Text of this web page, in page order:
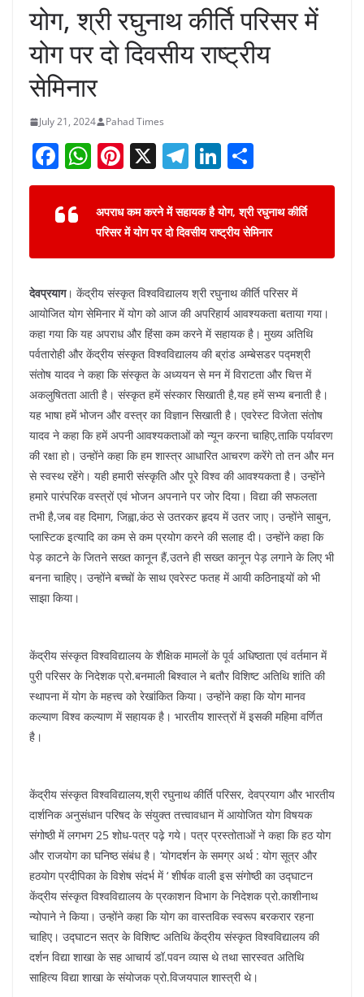
योग, श्री रघुनाथ कीर्ति परिसर में
योग पर दो दिवसीय राष्ट्रीय
सेमिनार
July 21, 2024 Pahad Times
F
a
c
e
b
o
o
k
W
h
at
s
A
p
p
Pi
nt
er
e
st
X T
el
e
gr
a
m
Li
n
k
e
dI
n
h
ar
e
अपराध कम करने में सहायक है योग, श्री रघुनाथ कीर्ति
परिसर में योग पर दो दिवसीय राष्ट्रीय सेमिनार
देवप्रयाग। केंद्रीय संस्कृत विश्वविद्यालय श्री रघुनाथ कीर्ति परिसर में
आयोजित योग सेमिनार में योग को आज की अपरिहार्य आवश्यकता बताया गया।
कहा गया कि यह अपराध और हिंसा कम करने में सहायक है। मुख्य अतिथि
पर्वतारोही और केंद्रीय संस्कृत विश्वविद्यालय की ब्रांड अम्बेसडर पद्मश्री
संतोष यादव ने कहा कि संस्कृत के अध्ययन से मन में विराटता और चित्त में
अकलुषितता आती है। संस्कृत हमें संस्कार सिखाती है,यह हमें सभ्य बनाती है।
यह भाषा हमें भोजन और वस्त्र का विज्ञान सिखाती है। एवरेस्ट विजेता संतोष
यादव ने कहा कि हमें अपनी आवश्यकताओं को न्यून करना चाहिए,ताकि पर्यावरण
की रक्षा हो। उन्होंने कहा कि हम शास्त्र आधारित आचरण करेंगे तो तन और मन
से स्वस्थ रहेंगे। यही हमारी संस्कृति और पूरे विश्व की आवश्यकता है। उन्होंने
हमारे पारंपरिक वस्त्रों एवं भोजन अपनाने पर जोर दिया। विद्या की सफलता
तभी है,जब वह दिमाग, जिह्वा,कंठ से उतरकर हृदय में उतर जाए। उन्होंने साबुन,
प्लास्टिक इत्यादि का कम से कम प्रयोग करने की सलाह दी। उन्होंने कहा कि
पेड़ काटने के जितने सख्त कानून हैं,उतने ही सख्त कानून पेड़ लगाने के लिए भी
बनना चाहिए। उन्होंने बच्चों के साथ एवरेस्ट फतह में आयी कठिनाइयों को भी
साझा किया।
केंद्रीय संस्कृत विश्वविद्यालय के शैक्षिक मामलों के पूर्व अधिष्ठाता एवं वर्तमान में
पुरी परिसर के निदेशक प्रो.बनमाली बिश्वाल ने बतौर विशिष्ट अतिथि शांति की
स्थापना में योग के महत्त्व को रेखांकित किया। उन्होंने कहा कि योग मानव
कल्याण विश्व कल्याण में सहायक है। भारतीय शास्त्रों में इसकी महिमा वर्णित
है।
केंद्रीय संस्कृत विश्वविद्यालय,श्री रघुनाथ कीर्ति परिसर, देवप्रयाग और भारतीय
दार्शनिक अनुसंधान परिषद के संयुक्त तत्त्वावधान में आयोजित योग विषयक
संगोष्ठी में लगभग 25 शोध-पत्र पढ़े गये। पत्र प्रस्तोताओं ने कहा कि हठ योग
और राजयोग का घनिष्ठ संबंध है। ‘योगदर्शन के समग्र अर्थ : योग सूत्र और
हठयोग प्रदीपिका के विशेष संदर्भ में ‘ शीर्षक वाली इस संगोष्ठी का उद्घाटन
केंद्रीय संस्कृत विश्वविद्यालय के प्रकाशन विभाग के निदेशक प्रो.काशीनाथ
न्योपाने ने किया। उन्होंने कहा कि योग का वास्तविक स्वरूप बरकरार रहना
चाहिए। उद्घाटन सत्र के विशिष्ट अतिथि केंद्रीय संस्कृत विश्वविद्यालय की
दर्शन विद्या शाखा के सह आचार्य डॉ.पवन व्यास थे तथा सारस्वत अतिथि
साहित्य विद्या शाखा के संयोजक प्रो.विजयपाल शास्त्री थे।